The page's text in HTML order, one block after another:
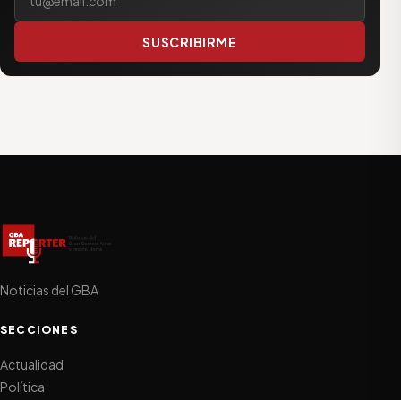
SUSCRIBIRME
Noticias del GBA
SECCIONES
Actualidad
Política